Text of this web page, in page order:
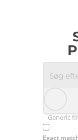
Generic
Exact